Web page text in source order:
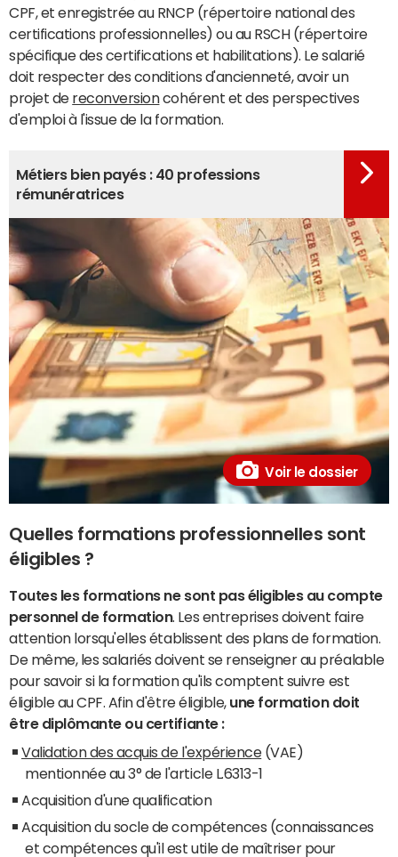
CPF, et enregistrée au RNCP (répertoire national des
certifications professionnelles) ou au RSCH (répertoire
spécifique des certifications et habilitations). Le salarié
doit respecter des conditions d'ancienneté, avoir un
projet de reconversioncohérent et des perspectives
d'emploi à l'issue de la formation.
Voir le dossier
Métiers bien payés : 40 professions
rémunératrices
Quelles formations professionnelles sont
éligibles ?
Toutes les formations ne sont pas éligibles au compte
personnel de formation. Les entreprises doivent faire
attention lorsqu'elles établissent des plans de formation.
De même, les salariés doivent se renseigner au préalable
pour savoir si la formation qu'ils comptent suivre est
éligible au CPF. Afin d'être éligible, une formation doit
être diplômante ou certifiante :
Validation des acquis de l'expérience(VAE)
mentionnée au 3° de l'article L.6313-1
Acquisition d'une qualification
Acquisition du socle de compétences (connaissances
et compétences qu'il est utile de maîtriser pour